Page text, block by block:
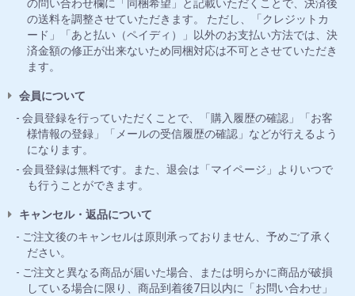
の問い合わせ欄に「同梱希望」と記載いただくことで、決済後
の送料を調整させていただきます。 ただし、「クレジットカ
ード」「あと払い（ペイディ）」以外のお支払い方法では、決
済金額の修正が出来ないため同梱対応は不可とさせていただき
ます。
会員について
会員登録を行っていただくことで、「購入履歴の確認」「お客
様情報の登録」「メールの受信履歴の確認」などが行えるよう
になります。
会員登録は無料です。また、退会は「マイページ」よりいつで
も行うことができます。
キャンセル・返品について
ご注文後のキャンセルは原則承っておりません、予めご了承く
ださい。
ご注文と異なる商品が届いた場合、または明らかに商品が破損
している場合に限り、商品到着後7日以内に「お問い合わせ」